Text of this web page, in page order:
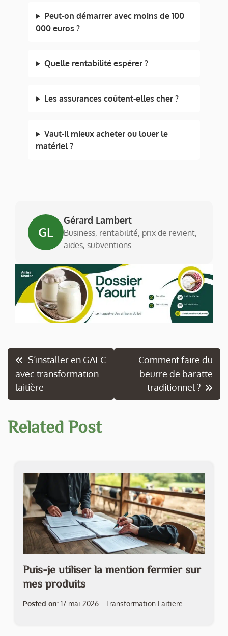
Peut-on démarrer avec moins de 100
000 euros ?
Quelle rentabilité espérer ?
Les assurances coûtent-elles cher ?
Vaut-il mieux acheter ou louer le
matériel ?
GL
Gérard Lambert
Business, rentabilité, prix de revient,
aides, subventions
Navigation
de
l’article
S’installer en GAEC
avec transformation
laitière
Comment faire du
beurre de baratte
traditionnel ?
Related Post
Puis-je utiliser la mention fermier sur
mes produits
Posted on: 17 mai 2026 - Transformation Laitiere